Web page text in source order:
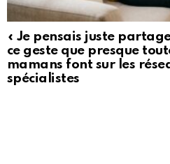
« Je pensais juste
ce geste que presque
mamans font sur les
spécialistes